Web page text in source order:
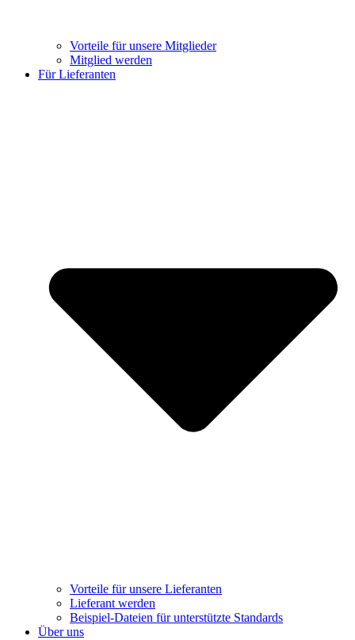
Vorteile für unsere Mitglieder
Mitglied werden
Für Lieferanten
Vorteile für unsere Lieferanten
Lieferant werden
Beispiel-Dateien für unterstützte Standards
Über uns